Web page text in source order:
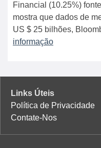
Financial (10.25%)
mostra que dados de
US $ 25 bilhões,
informação
Links Úteis
Política de Privacidade
Contate-Nos